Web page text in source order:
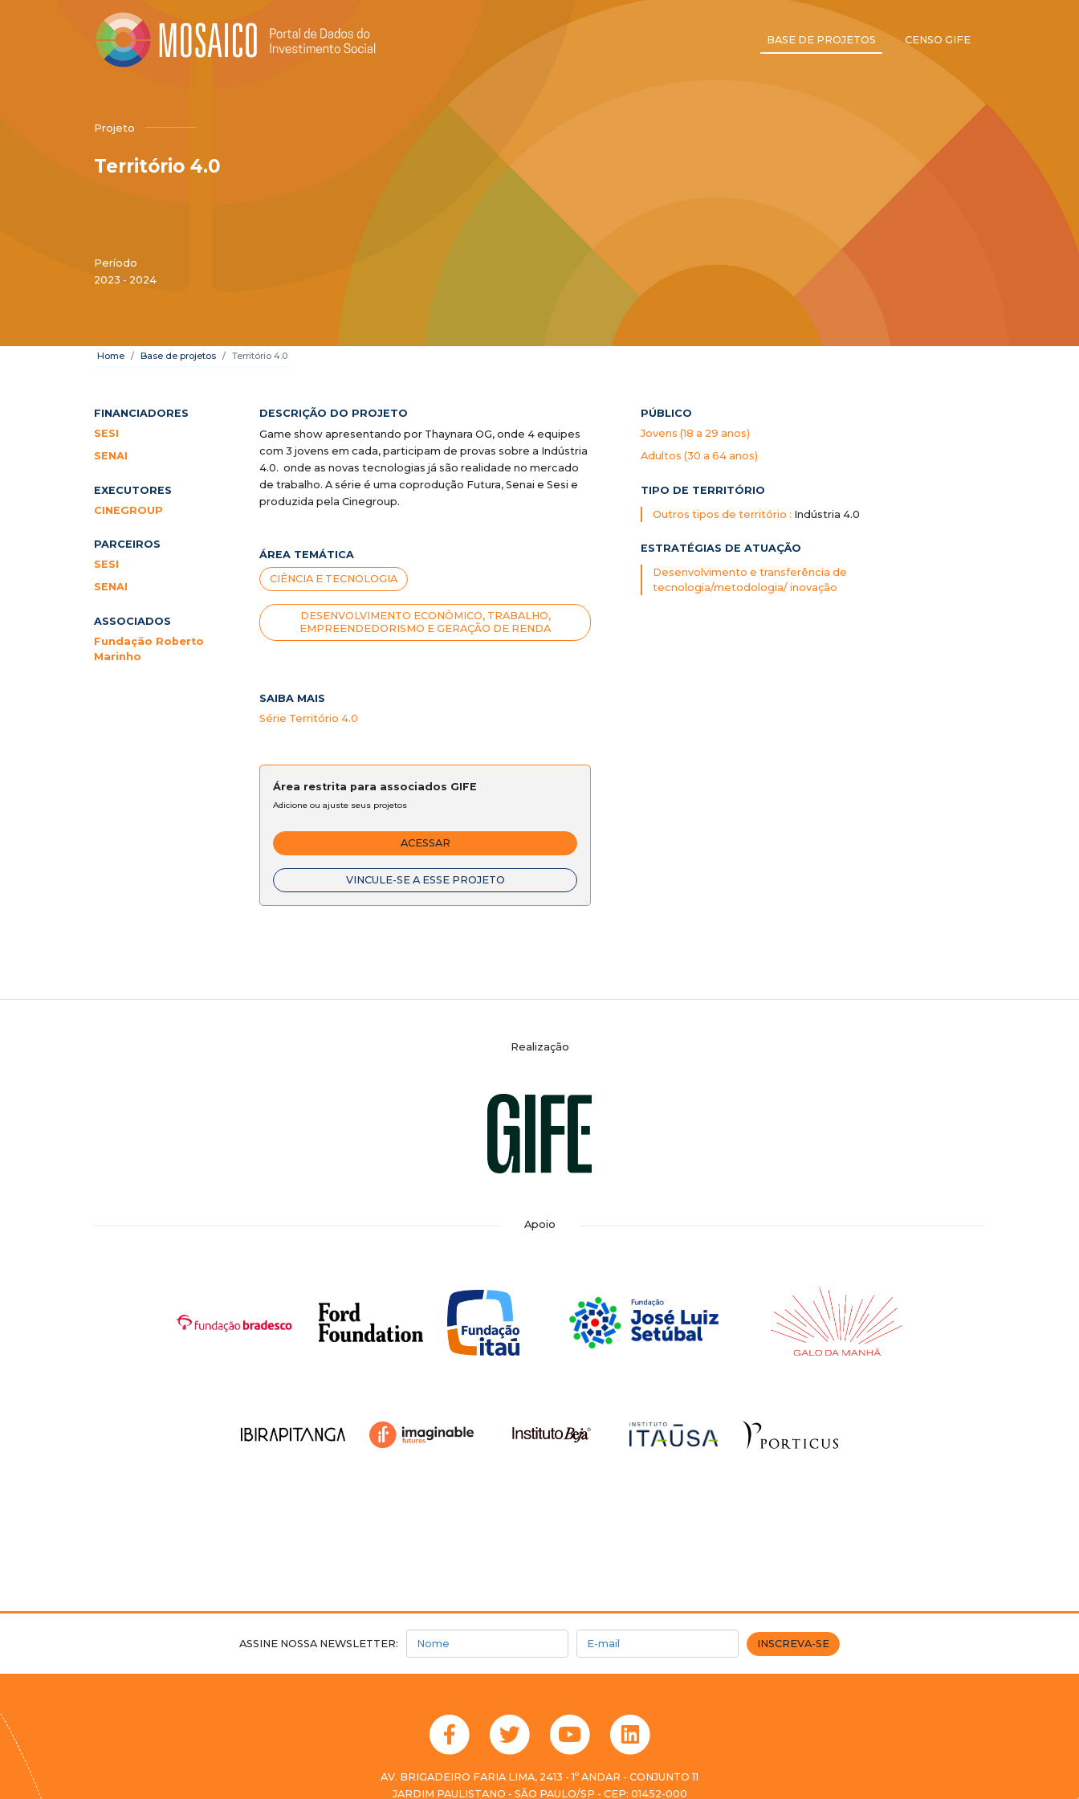
BASE DE PROJETOS CENSO GIFE
Projeto
Território 4.0
Período
2023 - 2024
Home Base de projetos Território 4.0
FINANCIADORES
SESI
SENAI
EXECUTORES
CINEGROUP
PARCEIROS
SESI
SENAI
ASSOCIADOS
Fundação Roberto
Marinho
DESCRIÇÃO DO PROJETO
Game show apresentando por Thaynara OG, onde 4 equipes
com 3 jovens em cada, participam de provas sobre a Indústria
4.0. onde as novas tecnologias já são realidade no mercado
de trabalho. A série é uma coprodução Futura, Senai e Sesi e
produzida pela Cinegroup.
ÁREA TEMÁTICA
CIÊNCIA E TECNOLOGIA
DESENVOLVIMENTO ECONÔMICO, TRABALHO,
EMPREENDEDORISMO E GERAÇÃO DE RENDA
SAIBA MAIS
Série Território 4.0
Área restrita para associados GIFE
Adicione ou ajuste seus projetos
ACESSAR
VINCULE-SE A ESSE PROJETO
PÚBLICO
Jovens (18 a 29 anos)
Adultos (30 a 64 anos)
TIPO DE TERRITÓRIO
Outros tipos de território : Indústria 4.0
ESTRATÉGIAS DE ATUAÇÃO
Desenvolvimento e transferência de
tecnologia/metodologia/ inovação
Realização
Apoio
ASSINE NOSSA NEWSLETTER:Nome E-mail INSCREVA-SE
AV. BRIGADEIRO FARIA LIMA, 2413 - 1º ANDAR - CONJUNTO 11
JARDIM PAULISTANO - SÃO PAULO/SP - CEP: 01452-000